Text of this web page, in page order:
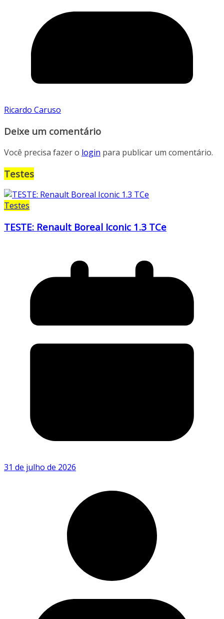
Ricardo Caruso
Deixe um comentário
Você precisa fazer o login para publicar um comentário.
Testes
Testes
TESTE: Renault Boreal Iconic 1.3 TCe
31 de julho de 2026